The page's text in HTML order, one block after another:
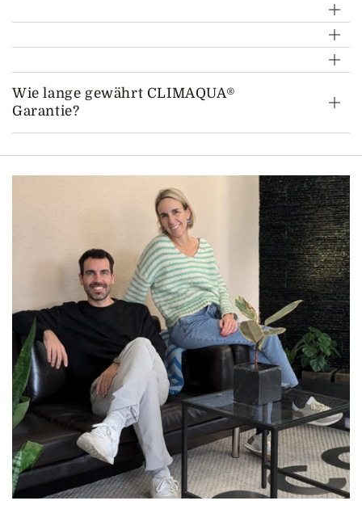
Wie lange gewährt CLIMAQUA®
Garantie?